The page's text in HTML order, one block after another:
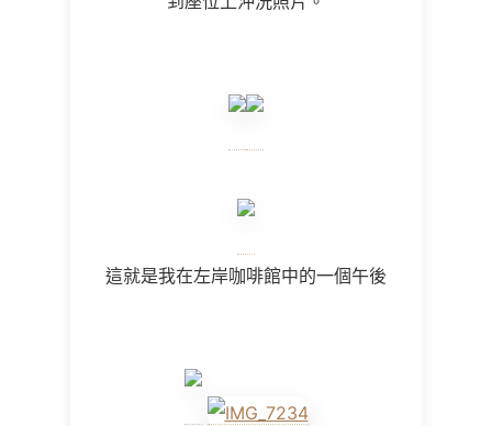
這就是我在左岸咖啡館中的一個午後